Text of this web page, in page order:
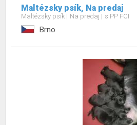
Maltézsky psík, Na predaj
Maltézsky psík Na predaj s PP FCI
Brno